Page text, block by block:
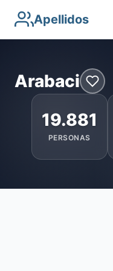
Apellidos
Arabaci
19.881
PERSONAS